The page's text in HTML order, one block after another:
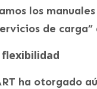
los
de
ha otorgado